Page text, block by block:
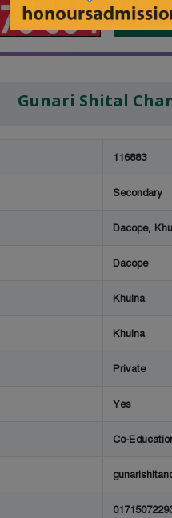
Gunari Shital
116883
Secondary
Dacope,
Dacope
Khulna
Khulna
Private
Yes
Co-